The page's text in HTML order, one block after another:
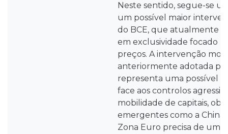
Neste sentido, segue-se
um possível maior
do BCE, que atualmente
em exclusividade focado
preços. A intervenção
anteriormente adotada por
representa uma possível
face aos controlos
mobilidade de capitais,
emergentes como a
Zona Euro precisa de um